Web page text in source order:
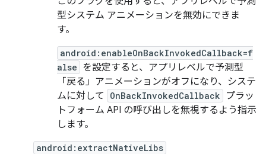
型システム アニメーションを無効にできま
す。
android:enableOnBackInvokedCallback=f
alse を設定すると、アプリレベルで予測型
「戻る」アニメーションがオフになり、システ
ムに対して
OnBackInvokedCallback
プラッ
トフォーム API の呼び出しを無視するよう指示
します。
android:extractNativeLibs